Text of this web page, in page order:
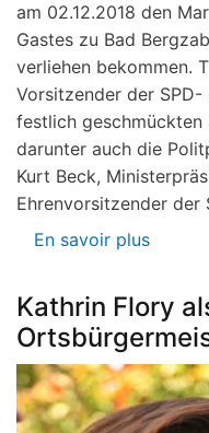
am 02.12.2018 den
Gastes zu Bad
verliehen bekommen.
Vorsitzender der
festlich geschmückten
darunter auch die
Kurt Beck,
Ehrenvorsitzender der
En savoir plus
ist
2018
Kathrin Flory